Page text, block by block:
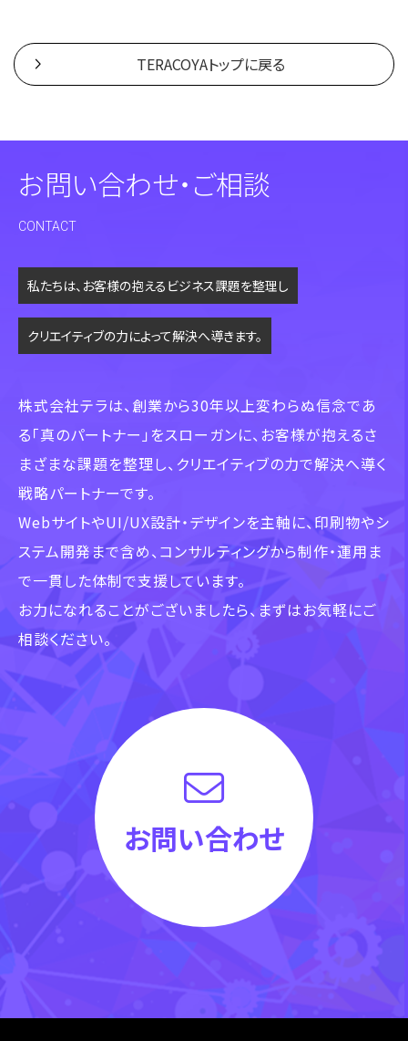
TERACOYAトップに戻る
お問い合わせ・ご相談
CONTACT
私たちは、お客様の抱えるビジネス課題を整理し
クリエイティブの力によって解決へ導きます。
株式会社テラは、創業から30年以上変わらぬ信念であ
る「真のパートナー」をスローガンに、 お客様が抱えるさ
まざまな課題を整理し、クリエイティブの力で解決へ導く
戦略パートナーです。
WebサイトやUI/UX設計・デザインを主軸に、印刷物やシ
ステム開発まで含め、 コンサルティングから制作・運用ま
で一貫した体制で支援しています。
お力になれることがございましたら、まずはお気軽にご
相談ください。
お問い合わせ